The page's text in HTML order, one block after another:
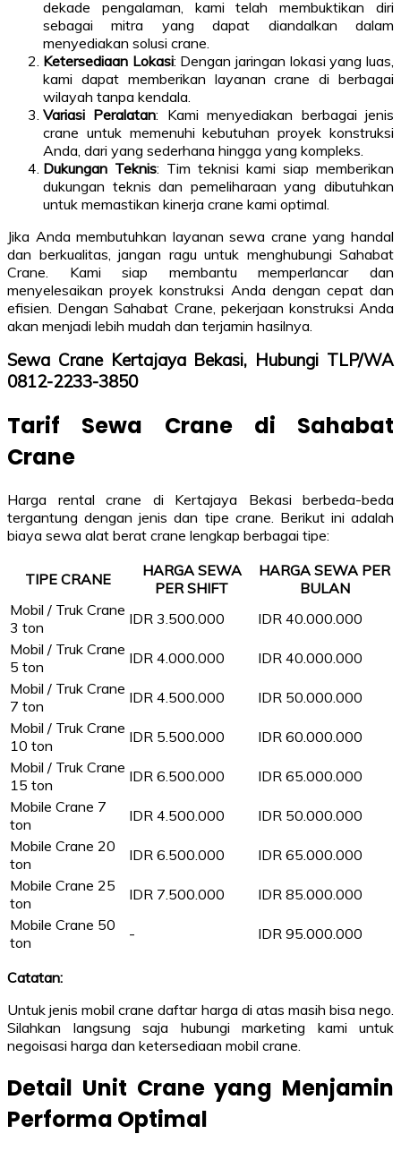
dekade pengalaman, kami telah membuktikan diri
sebagai mitra yang dapat diandalkan dalam
menyediakan solusi crane.
Ketersediaan Lokasi: Dengan jaringan lokasi yang luas,
kami dapat memberikan layanan crane di berbagai
wilayah tanpa kendala.
Variasi Peralatan: Kami menyediakan berbagai jenis
crane untuk memenuhi kebutuhan proyek konstruksi
Anda, dari yang sederhana hingga yang kompleks.
Dukungan Teknis: Tim teknisi kami siap memberikan
dukungan teknis dan pemeliharaan yang dibutuhkan
untuk memastikan kinerja crane kami optimal.
Jika Anda membutuhkan layanan sewa crane yang handal
dan berkualitas, jangan ragu untuk menghubungi Sahabat
Crane. Kami siap membantu memperlancar dan
menyelesaikan proyek konstruksi Anda dengan cepat dan
efisien. Dengan Sahabat Crane, pekerjaan konstruksi Anda
akan menjadi lebih mudah dan terjamin hasilnya.
Sewa Crane Kertajaya Bekasi, Hubungi TLP/WA
0812-2233-3850
Tarif Sewa Crane di Sahabat
Crane
Harga rental crane di Kertajaya Bekasi berbeda-beda
tergantung dengan jenis dan tipe crane. Berikut ini adalah
biaya sewa alat berat crane lengkap berbagai tipe:
TIPE CRANE
HARGA SEWA
PER SHIFT
HARGA SEWA PER
BULAN
Mobil / Truk Crane
3 ton
IDR 3.500.000
IDR 40.000.000
Mobil / Truk Crane
5 ton
IDR 4.000.000
IDR 40.000.000
Mobil / Truk Crane
7 ton
IDR 4.500.000
IDR 50.000.000
Mobil / Truk Crane
10 ton
IDR 5.500.000
IDR 60.000.000
Mobil / Truk Crane
15 ton
IDR 6.500.000
IDR 65.000.000
Mobile Crane 7
ton
IDR 4.500.000
IDR 50.000.000
Mobile Crane 20
ton
IDR 6.500.000
IDR 65.000.000
Mobile Crane 25
ton
IDR 7.500.000
IDR 85.000.000
Mobile Crane 50
ton
- IDR 95.000.000
Catatan:
Untuk jenis mobil crane daftar harga di atas masih bisa nego.
Silahkan langsung saja hubungi marketing kami untuk
negoisasi harga dan ketersediaan mobil crane.
Detail Unit Crane yang Menjamin
Performa Optimal